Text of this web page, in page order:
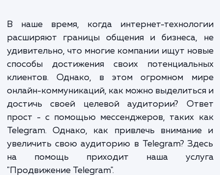
В наше время, когда интернет-
расширяют границы общения и
удивительно, что многие компании ищут
способы достижения своих
клиентов. Однако, в этом огромном
онлайн-коммуникаций, как можно
прост - с помощью мессенджеров, таких